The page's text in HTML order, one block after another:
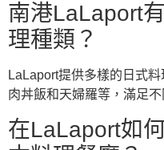
南港LaLaport
理種類？
LaLaport提供多樣的日式
肉丼飯和天婦羅等，滿足不
在LaLaport如